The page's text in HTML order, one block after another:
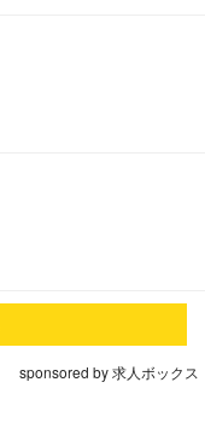
sponsored by 求人ボックス